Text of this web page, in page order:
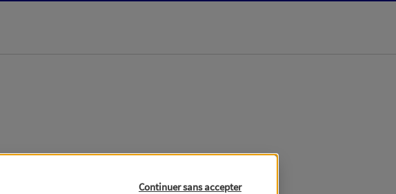
Continuer sans accepter